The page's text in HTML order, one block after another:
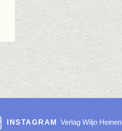
INSTAGRAM Verlag Wiljo Heinen